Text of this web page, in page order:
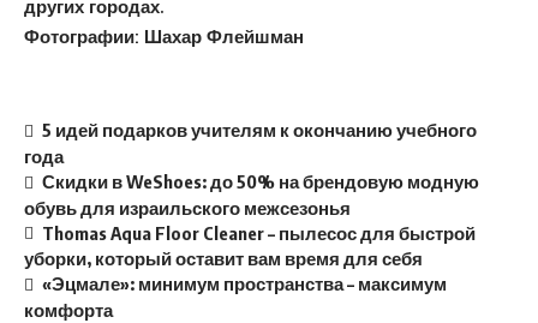
других городах.
Фотографии: Шахар Флейшман
5 идей подарков учителям к окончанию учебного
года
Скидки в WeShoes: до 50% на брендовую модную
обувь для израильского межсезонья
Thomas Aqua Floor Cleaner – пылесос для быстрой
уборки, который оставит вам время для себя
«Эцмале»: минимум пространства – максимум
комфорта